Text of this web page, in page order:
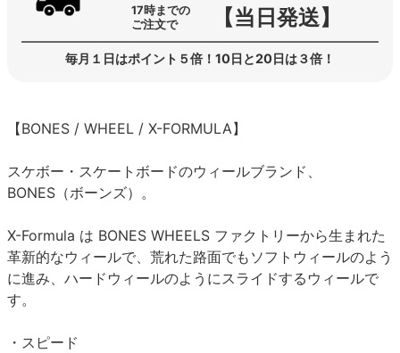
17時までの
ご注文で
【当日発送】
毎月１日はポイント５倍！10日と20日は３倍！
【BONES / WHEEL / X-FORMULA】
スケボー・スケートボードのウィールブランド、
BONES（ボーンズ）。
X-Formula は BONES WHEELS ファクトリーから生まれた
革新的なウィールで、荒れた路面でもソフトウィールのよう
に進み、ハードウィールのようにスライドするウィールで
す。
・スピード